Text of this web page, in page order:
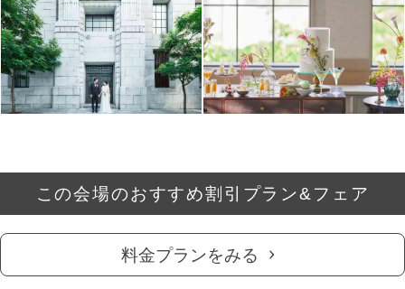
この会場のおすすめ割引プラン&フェア
料金プランをみる